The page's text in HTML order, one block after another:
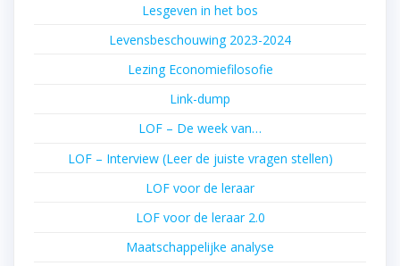
Lesgeven in het bos
Levensbeschouwing 2023-2024
Lezing Economiefilosofie
Link-dump
LOF – De week van…
LOF – Interview (Leer de juiste vragen stellen)
LOF voor de leraar
LOF voor de leraar 2.0
Maatschappelijke analyse